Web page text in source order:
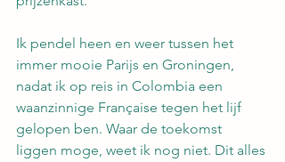
Ik pendel heen en weer tussen het
immer mooie Parijs en Groningen,
nadat ik op reis in Colombia een
waanzinnige Française tegen het lijf
gelopen ben. Waar de toekomst
liggen moge, weet ik nog niet. Dit alles